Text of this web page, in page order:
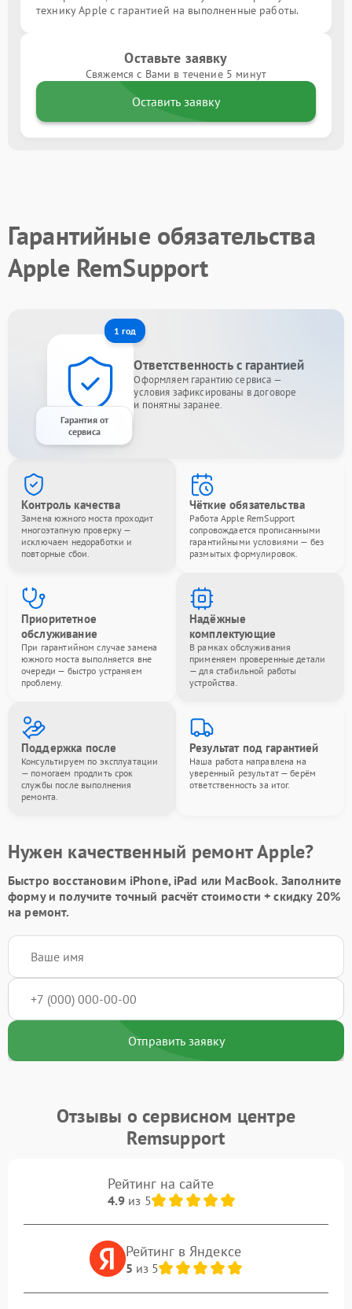
технику Apple с гарантией на выполненные работы.
Оставьте заявку
Свяжемся с Вами в течение 5 минут
Оставить заявку
Гарантийные обязательства
Apple RemSupport
1 год
Гарантия от
сервиса
Ответственность с гарантией
Оформляем гарантию сервиса —
условия зафиксированы в договоре
и понятны заранее.
Контроль качества
Замена южного моста проходит
многоэтапную проверку —
исключаем недоработки и
повторные сбои.
Чёткие обязательства
Работа Apple RemSupport
сопровождается прописанными
гарантийными условиями — без
размытых формулировок.
Приоритетное
обслуживание
При гарантийном случае замена
южного моста выполняется вне
очереди — быстро устраняем
проблему.
Надёжные
комплектующие
В рамках обслуживания
применяем проверенные детали
— для стабильной работы
устройства.
Поддержка после
Консультируем по эксплуатации
— помогаем продлить срок
службы после выполнения
ремонта.
Результат под гарантией
Наша работа направлена на
уверенный результат — берём
ответственность за итог.
Нужен качественный ремонт Apple?
Быстро восстановим iPhone, iPad или MacBook. Заполните
формуи получите точный расчёт стоимости +скидку 20%
на ремонт.
Отправить заявку
Отзывы о сервисном центре
Remsupport
Рейтинг на сайте
4.9из 5
Рейтинг в Яндексе
5 из 5